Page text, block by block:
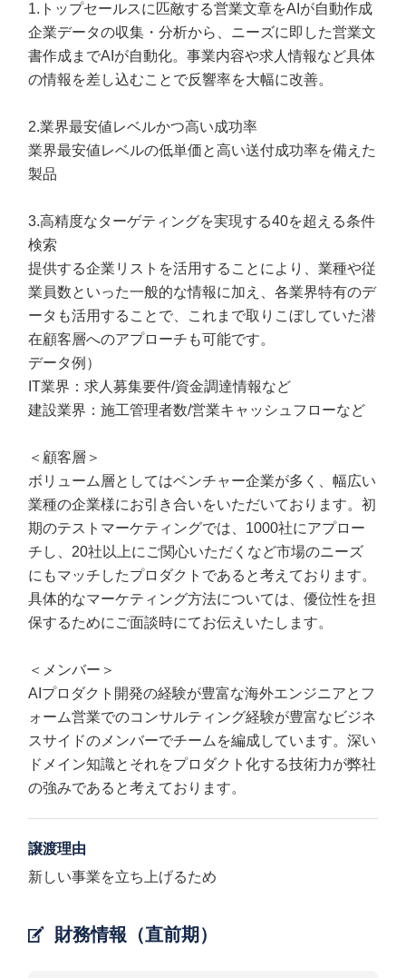
1.トップセールスに匹敵する営業文章をAIが自動作成
企業データの収集・分析から、ニーズに即した営業文
書作成までAIが自動化。事業内容や求人情報など具体
の情報を差し込むことで反響率を大幅に改善。
2.業界最安値レベルかつ高い成功率
業界最安値レベルの低単価と高い送付成功率を備えた
製品
3.高精度なターゲティングを実現する40を超える条件
検索
提供する企業リストを活用することにより、業種や従
業員数といった一般的な情報に加え、各業界特有のデ
ータも活用することで、これまで取りこぼしていた潜
在顧客層へのアプローチも可能です。
データ例）
IT業界：求人募集要件/資金調達情報など
建設業界：施工管理者数/営業キャッシュフローなど
＜顧客層＞
ボリューム層としてはベンチャー企業が多く、幅広い
業種の企業様にお引き合いをいただいております。初
期のテストマーケティングでは、1000社にアプロー
チし、20社以上にご関心いただくなど市場のニーズ
にもマッチしたプロダクトであると考えております。
具体的なマーケティング方法については、優位性を担
保するためにご面談時にてお伝えいたします。
＜メンバー＞
AIプロダクト開発の経験が豊富な海外エンジニアとフ
ォーム営業でのコンサルティング経験が豊富なビジネ
スサイドのメンバーでチームを編成しています。深い
ドメイン知識とそれをプロダクト化する技術力が弊社
の強みであると考えております。
譲渡理由
新しい事業を立ち上げるため
財務情報（直前期）